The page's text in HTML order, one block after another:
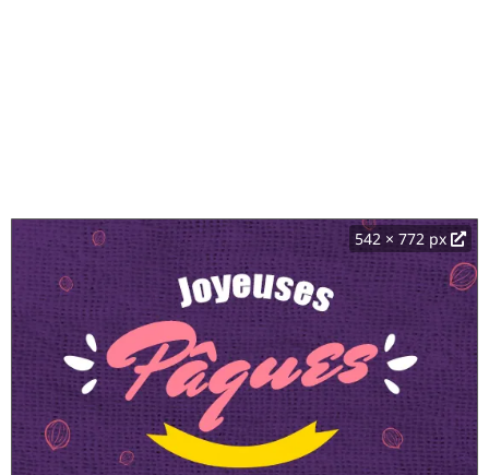
542 × 772 px